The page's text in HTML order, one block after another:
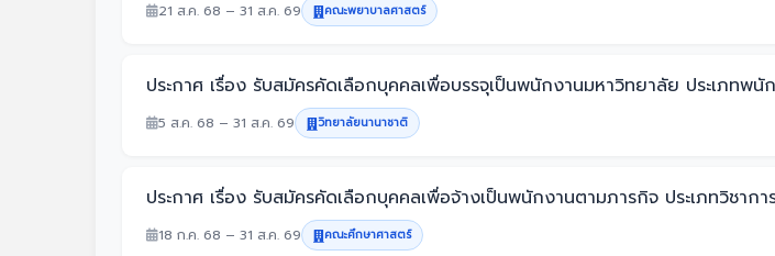
21 ส.ค. 68 – 31 ส.ค. 69 คณะพยาบาลศาสตร์
ประกาศ เรื่อง รับสมัครคัดเลือกบุคคลเพื่อบรรจุเป็นพนักงานมหาวิทยาลัย ประเภท
5 ส.ค. 68 – 31 ส.ค. 69 วิทยาลัยนานาชาติ
ประกาศ เรื่อง รับสมัครคัดเลือกบุคคลเพื่อจ้างเป็นพนักงานตามภารกิจ ประเภทวิช
18 ก.ค. 68 – 31 ส.ค. 69 คณะศึกษาศาสตร์